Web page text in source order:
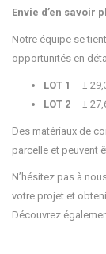
Envie d’en savoir
Notre équipe se
opportunités en
LOT 1 – ±
LOT 2 – ±
Des matériaux de
parcelle et peuvent
N’hésitez pas à
votre projet et
Découvrez